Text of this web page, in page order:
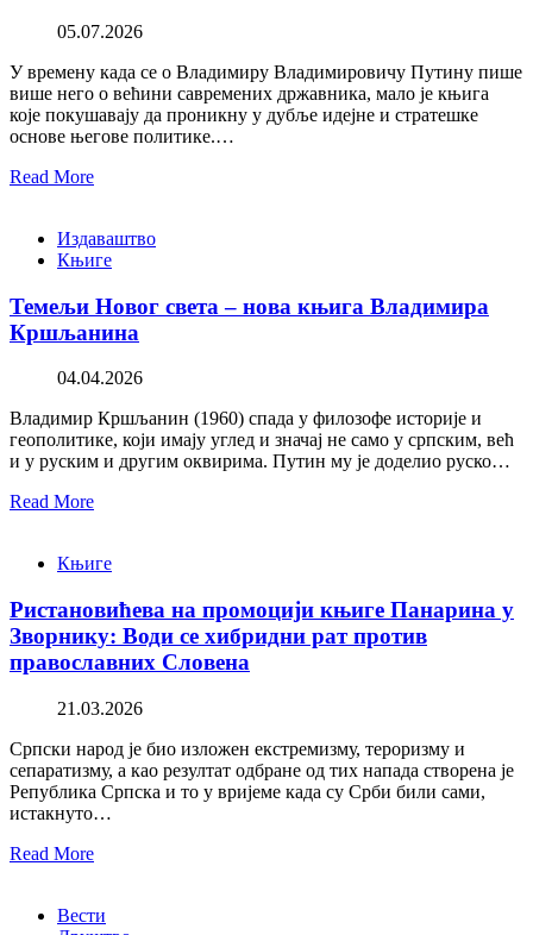
05.07.2026
У времену када се о Владимиру Владимировичу Путину пише
више него о већини савремених државника, мало је књига
које покушавају да проникну у дубље идејне и стратешке
основе његове политике.…
Read More
Издаваштво
Књиге
Темељи Новог света – нова књига Владимира
Кршљанина
04.04.2026
Владимир Кршљанин (1960) спада у филозофе историје и
геополитике, који имају углед и значај не само у српским, већ
и у руским и другим оквирима. Путин му је доделио руско…
Read More
Књиге
Ристановићева на промоцији књиге Панарина у
Зворнику: Води се хибридни рат против
православних Словена
21.03.2026
Српски народ је био изложен екстремизму, тероризму и
сепаратизму, а као резултат одбране од тих напада створена је
Република Српска и то у вријеме када су Срби били сами,
истакнуто…
Read More
Вести